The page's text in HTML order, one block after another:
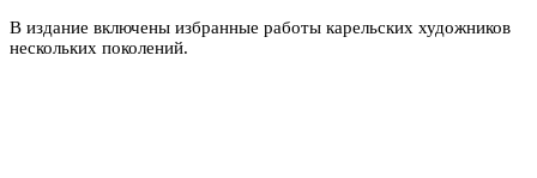
В издание включены избранные работы карельских художников
нескольких поколений.